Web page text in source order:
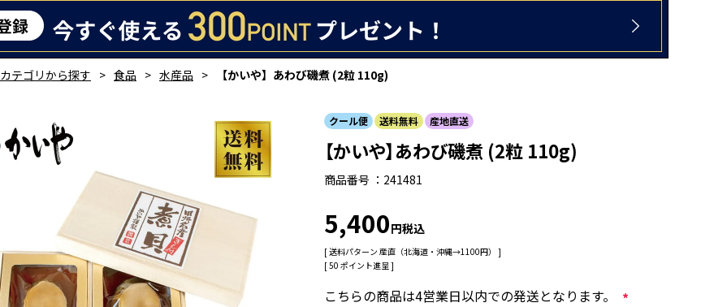
カテゴリから探す 食品 水産品 【かいや】あわび磯煮 (2粒 110g)
クール便 送料無料 産地直送
【かいや】あわび磯煮 (2粒 110g)
商品番号 241481
5,400 税込
送料パターン 産直（北海道・沖縄→1100円）
[50 ポイント進呈 ]
こちらの商品は4営業日以内での発送となります。